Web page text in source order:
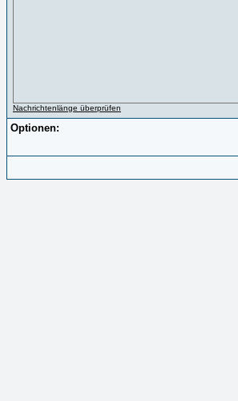
Nachrichtenlänge überprüfen
Optionen: